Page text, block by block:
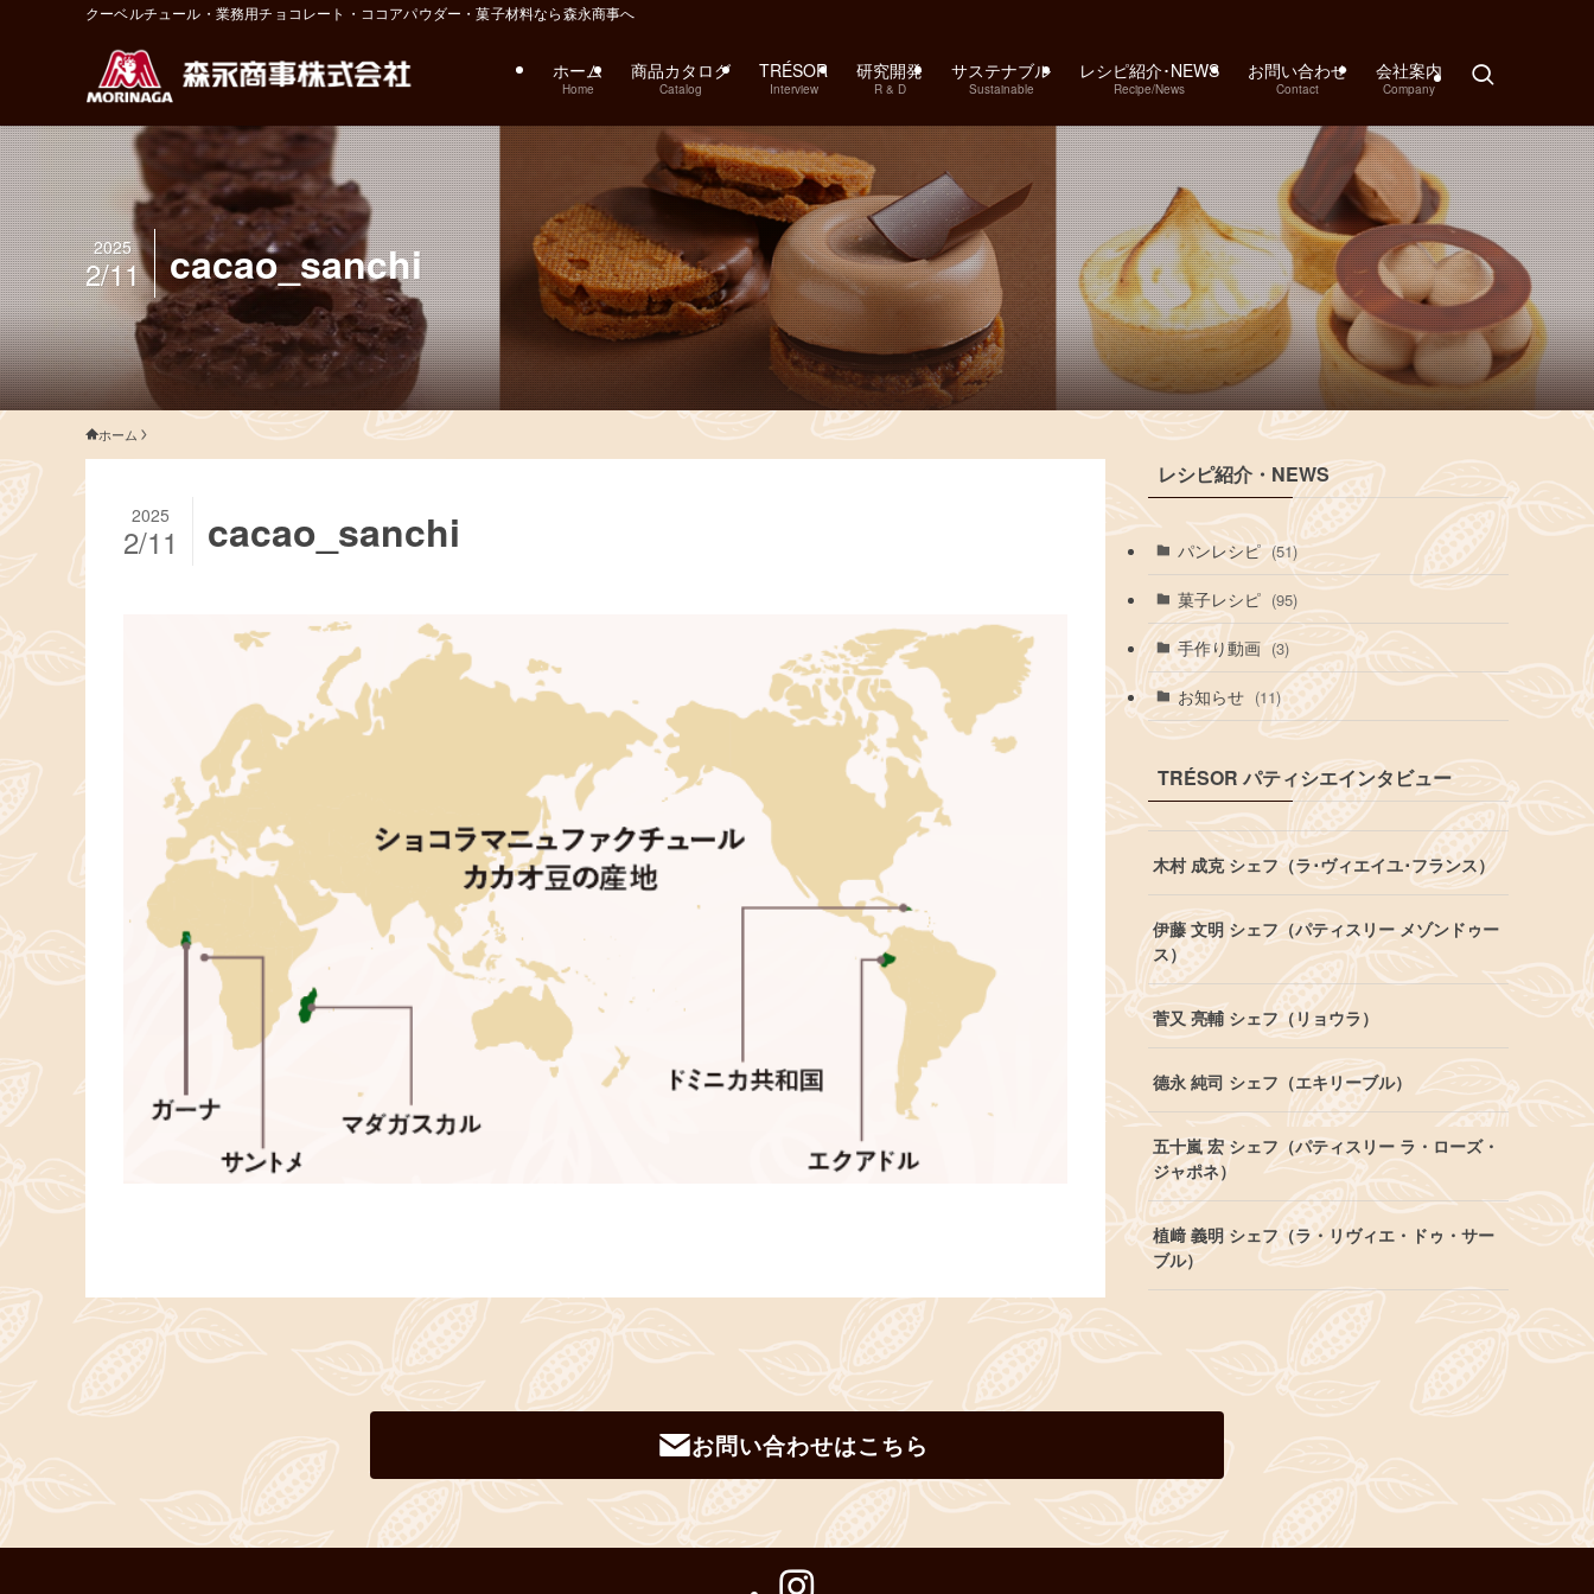
クーベルチュール・業務用チョコレート・ココアパウダー・菓子材料なら森永商事へ
ホーム
Home
商品カタログ
Catalog
TRÉSOR
Interview
研究開発
R & D
サステナブル
Sustainable
レシピ紹介･NEWS
Recipe/News
お問い合わせ
Contact
会社案内
Company
cacao_sanchi
2025
2/11
ホーム
cacao_sanchi
2025
2/11
レシピ紹介・NEWS
パンレシピ (51)
菓子レシピ (95)
手作り動画 (3)
お知らせ (11)
TRÉSOR パティシエインタビュー
木村 成克 シェフ（ラ･ヴィエイユ･フランス）
伊藤 文明 シェフ（パティスリー メゾンドゥー
ス）
菅又 亮輔 シェフ（リョウラ）
德永 純司 シェフ（エキリーブル）
五十嵐 宏 シェフ（パティスリー ラ・ローズ・
ジャポネ）
植﨑 義明 シェフ（ラ・リヴィエ・ドゥ・サー
ブル）
お問い合わせはこちら